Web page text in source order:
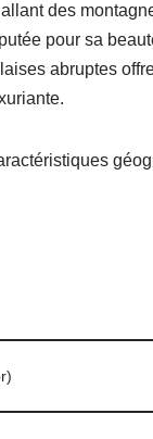
des
pour sa
abruptes